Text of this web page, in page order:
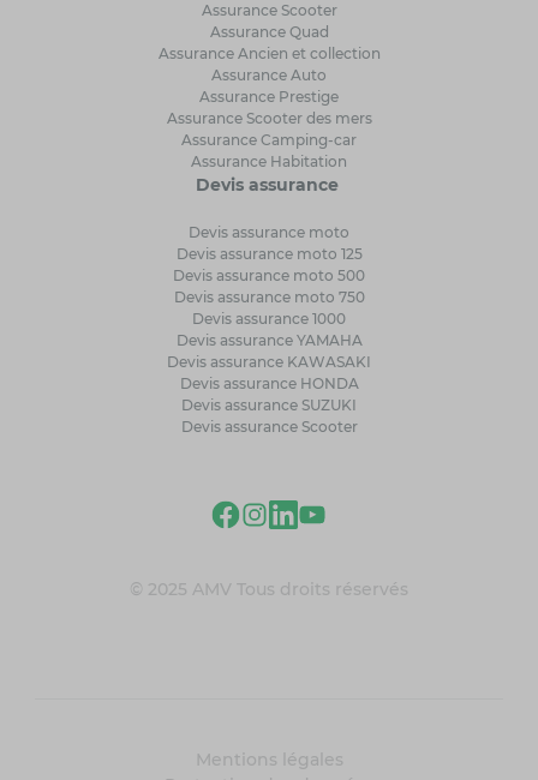
Assurance Scooter
Assurance Quad
Assurance Ancien et collection
Assurance Auto
Assurance Prestige
Assurance Scooter des mers
Assurance Camping-car
Assurance Habitation
Devis assurance
Devis assurance moto
Devis assurance moto 125
Devis assurance moto 500
Devis assurance moto 750
Devis assurance 1000
Devis assurance YAMAHA
Devis assurance KAWASAKI
Devis assurance HONDA
Devis assurance SUZUKI
Devis assurance Scooter
© 2025 AMV Tous droits réservés
Mentions légales